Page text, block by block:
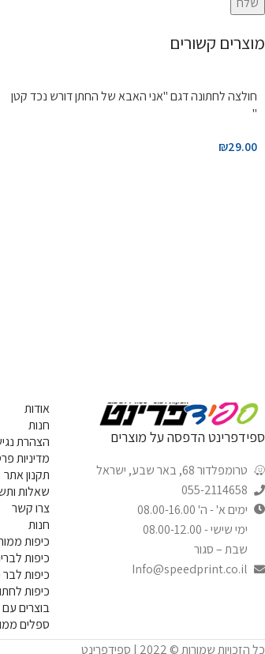
מוצרים קשורים
חולצה לחתונה דגם "אני האבא של החתן דורש נכד קטן
"
₪29.00
ספידפרינט הדפסה על מוצרים
טרומפלדור 68, באר שבע, ישראל
055-2114658
ימים א' - ה' 08.00-16.00
ימי שישי - 08.00-12.00
שבת – סגור
Info@speedprint.co.il
אודות
חנות
הצהרת
מדיניות
תקנון אתר
שאלות
צרו קשר
חנות
כיפות
כיפות
כיפות לבר
כיפות
בוצרים
ספלים
כל הזכויות שמורות © 2022 | ספידפרינט